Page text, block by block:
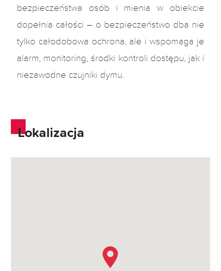
bezpieczeństwa osób i mienia w obiekcie
dopełnia całości – o bezpieczeństwo dba nie
tylko całodobowa ochrona, ale i wspomaga je
alarm, monitoring, środki kontroli dostępu, jak i
niezawodne czujniki dymu.
Lokalizacja